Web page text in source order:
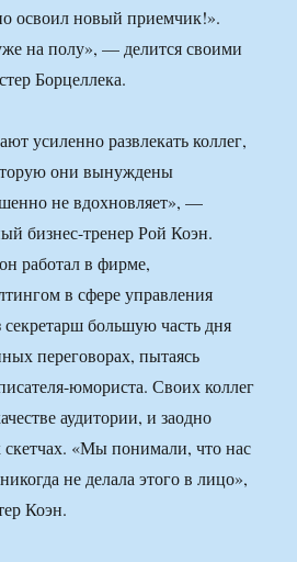
освоил новый приемчик!».
на полу», — делится своими
Борцеллека.
усиленно развлекать коллег,
они вынуждены
не вдохновляет», —
бизнес-тренер Рой Коэн.
работал в фирме,
в сфере управления
большую часть дня
переговорах, пытаясь
юмориста. Своих коллег
аудитории, и заодно
«Мы понимали, что нас
не делала этого в лицо»,
Коэн.